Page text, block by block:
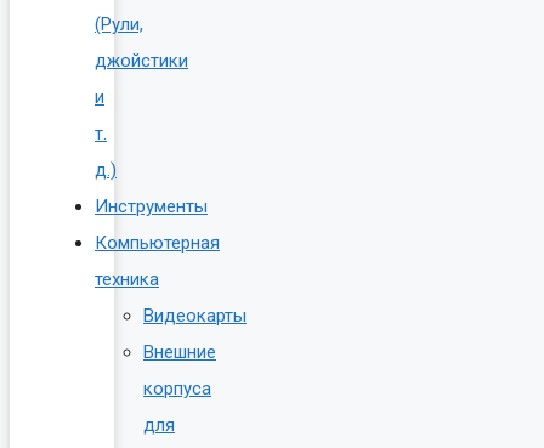
(Рули,
джойстики
и
т.
д.)
Инструменты
Компьютерная
техника
Видеокарты
Внешние
корпуса
для